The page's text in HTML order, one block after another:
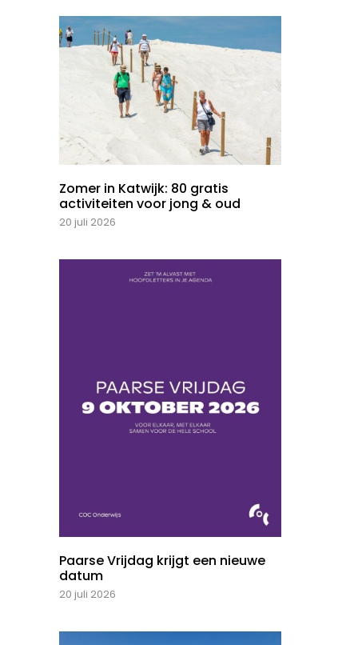
Zomer in Katwijk: 80 gratis
activiteiten voor jong & oud
20 juli 2026
Paarse Vrijdag krijgt een nieuwe
datum
20 juli 2026